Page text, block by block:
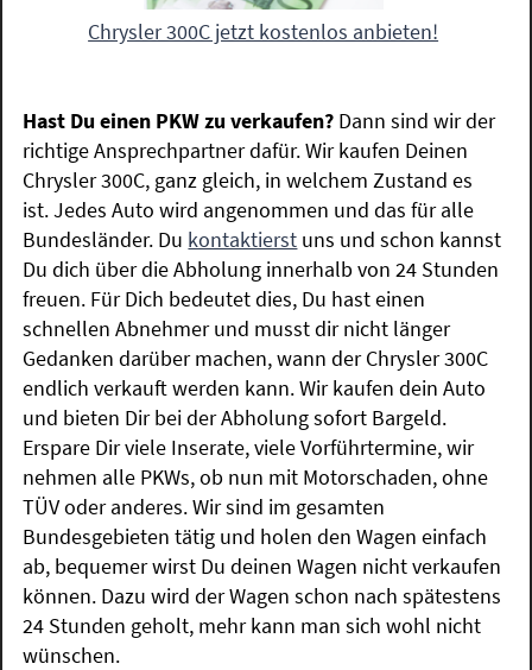
Chrysler 300C jetzt kostenlos anbieten!
Hast Du einen PKW zu verkaufen? Dann sind wir der
richtige Ansprechpartner dafür. Wir kaufen Deinen
Chrysler 300C, ganz gleich, in welchem Zustand es
ist. Jedes Auto wird angenommen und das für alle
Bundesländer. Du kontaktierst uns und schon kannst
Du dich über die Abholung innerhalb von 24 Stunden
freuen. Für Dich bedeutet dies, Du hast einen
schnellen Abnehmer und musst dir nicht länger
Gedanken darüber machen, wann der Chrysler 300C
endlich verkauft werden kann. Wir kaufen dein Auto
und bieten Dir bei der Abholung sofort Bargeld.
Erspare Dir viele Inserate, viele Vorführtermine, wir
nehmen alle PKWs, ob nun mit Motorschaden, ohne
TÜV oder anderes. Wir sind im gesamten
Bundesgebieten tätig und holen den Wagen einfach
ab, bequemer wirst Du deinen Wagen nicht verkaufen
können. Dazu wird der Wagen schon nach spätestens
24 Stunden geholt, mehr kann man sich wohl nicht
wünschen.